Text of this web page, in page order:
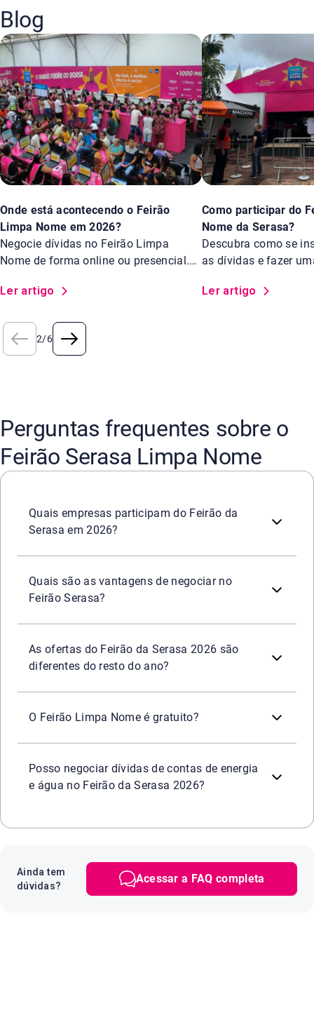
Blog
Onde está acontecendo o Feirão
Limpa Nome em 2026?
Negocie dívidas no Feirão Limpa
Nome de forma online ou presencial.
Ler artigo
Como participar do
Nome da Serasa?
Descubra como se
as dívidas e fazer
Ler artigo
2/6
Perguntas frequentes sobre o
Feirão Serasa Limpa Nome
Quais empresas participam do Feirão da
Serasa em 2026?
Quais são as vantagens de negociar no
Feirão Serasa?
Mais de 2.200 empresas parceiraspara negociar;
Descontos de até 99%
Praticidade e segurançaem todos os canais oficiais da
As ofertas do Feirão da Serasa 2026 são
diferentes do resto do ano?
O Feirão Limpa Nome é gratuito?
Posso negociar dívidas de contas de energia
e água no Feirão da Serasa 2026?
Ainda tem
dúvidas?
Acessar a FAQ completa